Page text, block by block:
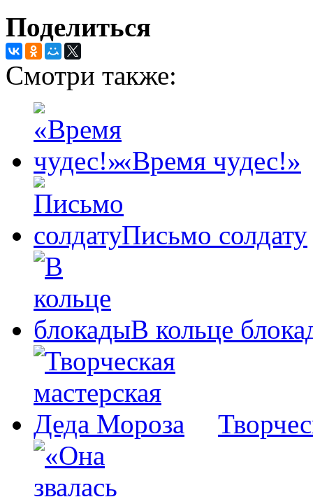
Поделиться
Смотри также:
«Время чудес!»
Письмо солдату
В кольце